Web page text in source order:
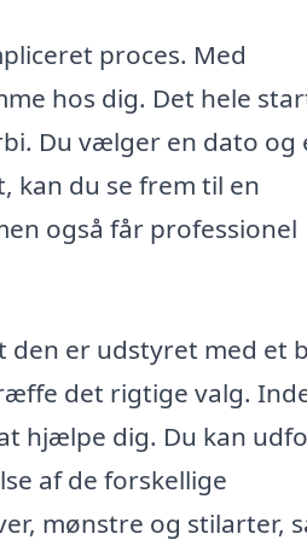
proces. Med
hos dig. Det hele
Du vælger en dato og
kan du se frem til en
også får professionel
den er udstyret med et
det rigtige valg.
hjælpe dig. Du kan
af de forskellige
mønstre og stilarter,